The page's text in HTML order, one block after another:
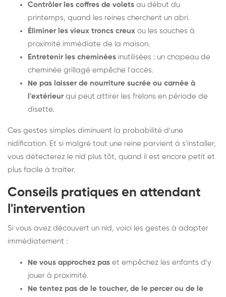
Contrôler les coffres de volets au début du
printemps, quand les reines cherchent un abri.
Éliminer les vieux troncs creux ou les souches à
proximité immédiate de la maison.
Entretenir les cheminées inutilisées : un chapeau de
cheminée grillagé empêche l'accès.
Ne pas laisser de nourriture sucrée ou carnée à
l'extérieur qui peut attirer les frelons en période de
disette.
Ces gestes simples diminuent la probabilité d'une
nidification. Et si malgré tout une reine parvient à s'installer,
vous détecterez le nid plus tôt, quand il est encore petit et
plus facile à traiter.
Conseils pratiques en attendant
l'intervention
Si vous avez découvert un nid, voici les gestes à adopter
immédiatement :
Ne vous approchez pas et empêchez les enfants d'y
jouer à proximité.
Ne tentez pas de le toucher, de le percer ou de le